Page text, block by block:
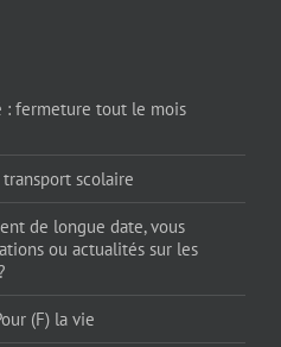
: fermeture tout le mois
scolaire
de longue date, vous
ou actualités sur les
(F) la vie